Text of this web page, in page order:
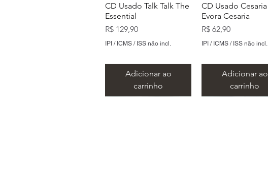
CD Usado Talk Talk The
Essential
Preço
R$ 129,90
IPI / ICMS / ISS não incl.
Adicionar ao
carrinho
CD Usado Cesaria
Evora Cesaria
Preço
R$ 62,90
IPI / ICMS / ISS não incl.
Adicionar ao
carrinho